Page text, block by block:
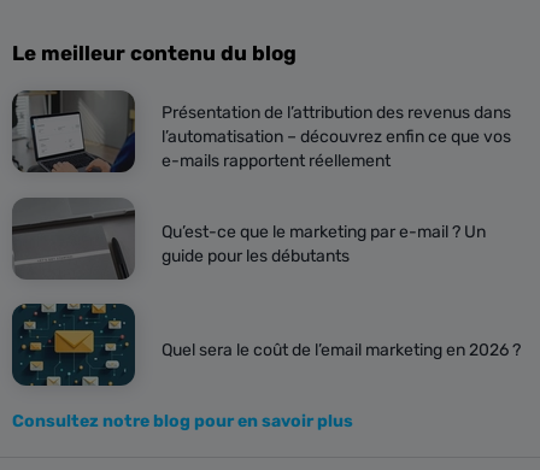
Le meilleur contenu du blog
Présentation de l’attribution des revenus dans
l’automatisation – découvrez enfin ce que vos
e-mails rapportent réellement
Qu’est-ce que le marketing par e-mail ? Un
guide pour les débutants
Quel sera le coût de l’email marketing en 2026 ?
Consultez notre blog pour en savoir plus